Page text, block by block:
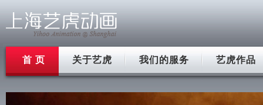
首 页 关于艺虎 我们的服务 艺虎作品